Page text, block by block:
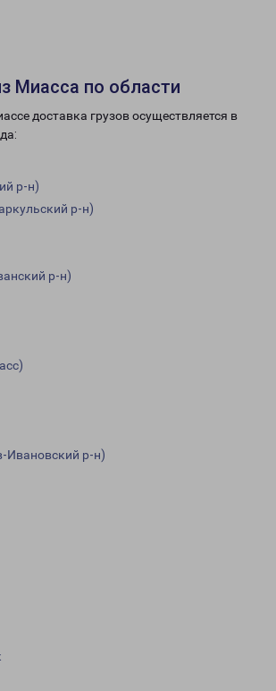
Миасса по области
доставка грузов осуществляется в
р-н)
р-н)
р-н)
Ивановский р-н)